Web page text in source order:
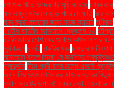
পোশাক খাতে উদ্বেগের সৃষ্টি করেছে গ্রেফতার
ঘন আঙুল মটকালে হতে পারে যে ক্ষতি ঘরে
ঘাড় ব্যথা কমানোর জন্য সহজ ব্যায়াম ঘূর্ণিঝড়
: যৌথ বাহিনীর অভিযানে গ্রেপ্তার ২০
টেরিবাজারে পোশাকের গুদামে আগুন লাগার
সূর্যগ্রহণ চাকরি চাকরির খবর চামড়ার
বাস্তবতা বদলে দিচ্ছে যে জনপ্রিয়
প্রাদুর্ভাব চীনে প্রবীণদের যত্নে এআই
জ্বালানির উৎস থেকে ৬০ হাজার বছরের
স্থান স্বরাষ্ট্র উপদেষ্টা লেফটেন্যান্ট